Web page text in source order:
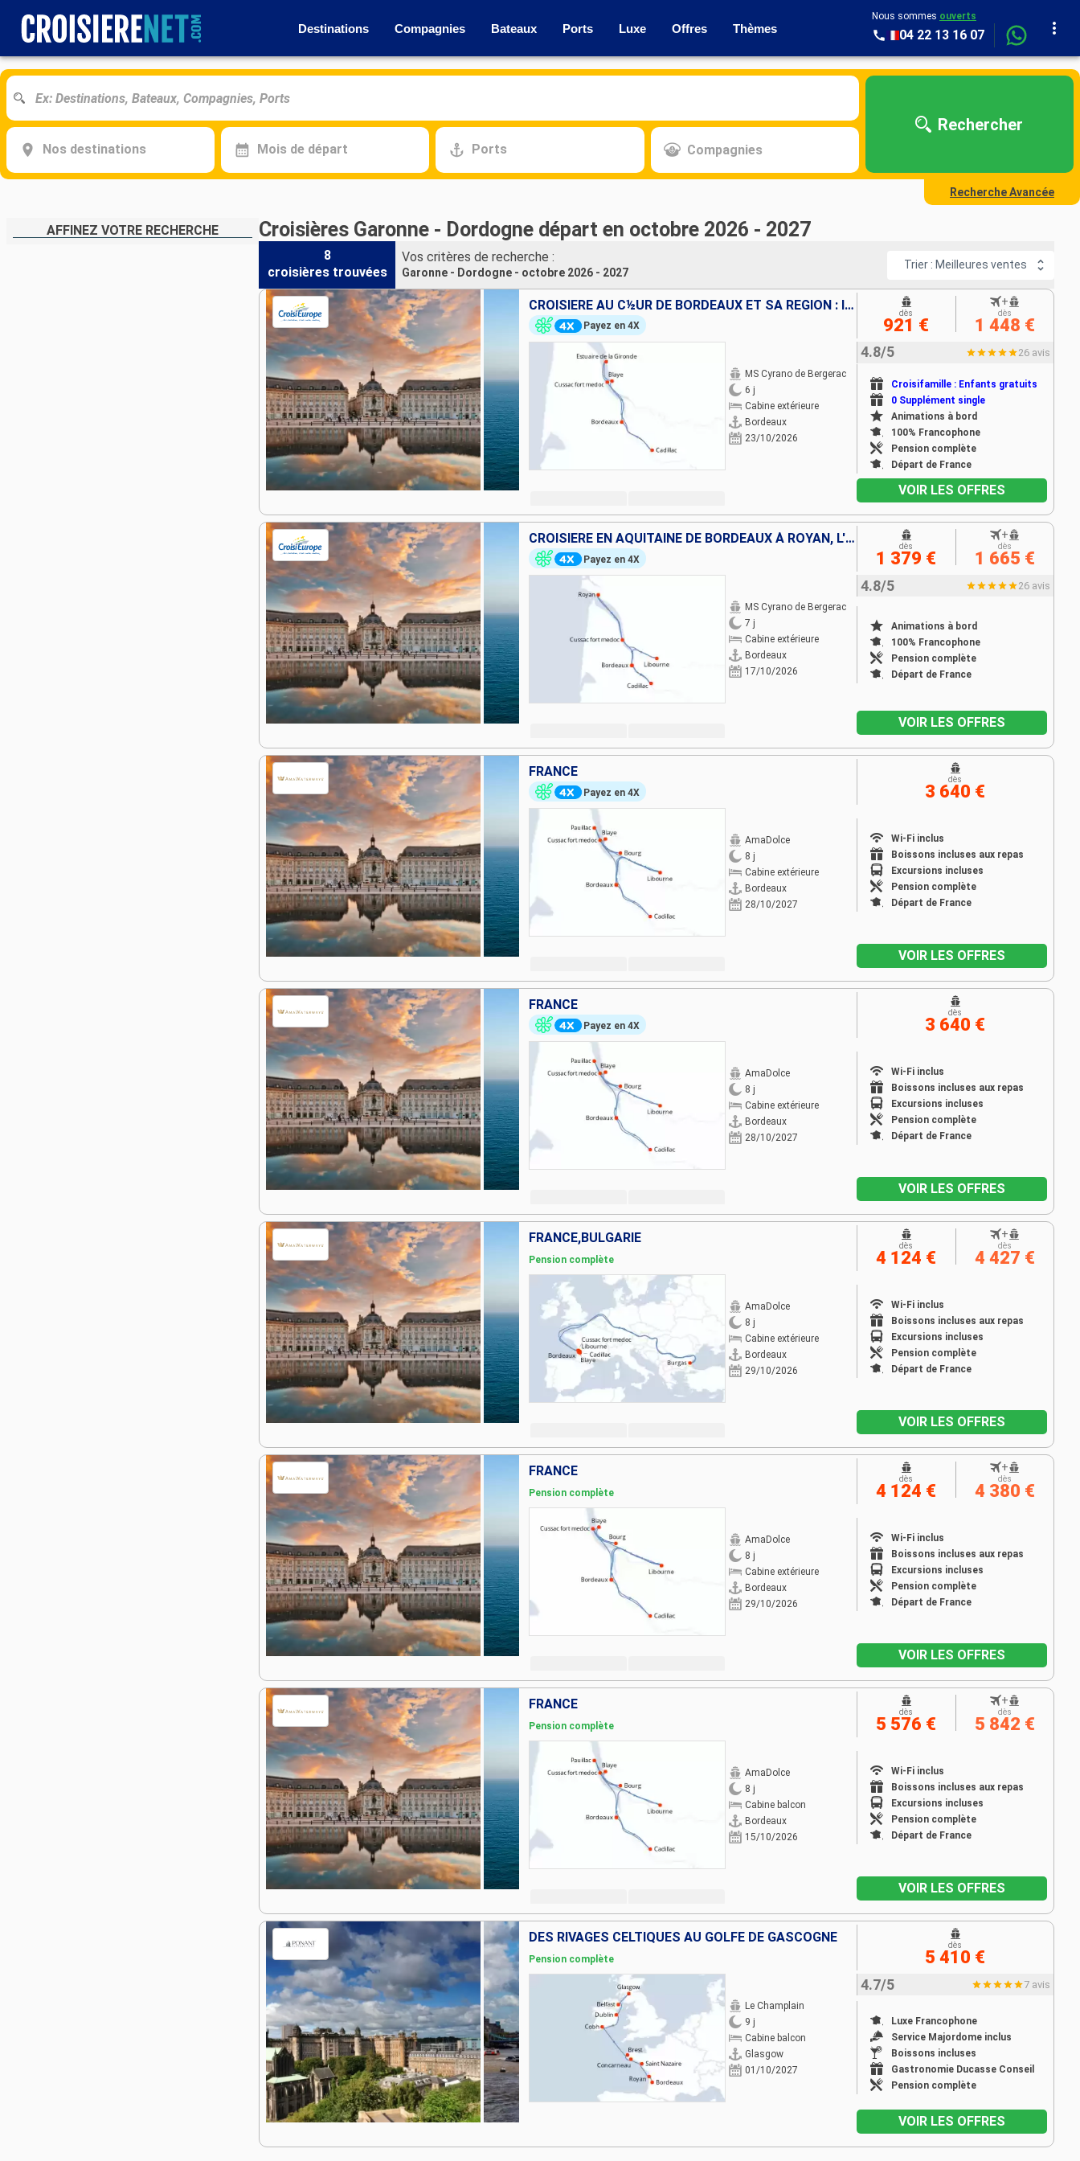
Destinations Compagnies Bateaux Ports Luxe Offres Thèmes
Nous sommes ouverts
04 22 13 16 07
Nos destinations Mois de départ Ports Compagnies
Rechercher
Recherche Avancée
AFFINEZ VOTRE RECHERCHE Croisières Garonne - Dordogne départ en octobre 2026 - 2027
8
croisières trouvées
Vos critères de recherche :
Garonne - Dordogne - octobre 2026 - 2027
Trier : Meilleures ventes
CROISIÈRE AU C½UR DE BORDEAUX ET SA RÉGION : ITINÉRAIRE DÉCOUVERTE
Payez en 4X
MS Cyrano de Bergerac
6 j
Cabine extérieure
Bordeaux
23/10/2026
4.8/5 26 avis
Croisifamille : Enfants gratuits
0 Supplément single
Animations à bord
100% Francophone
Pension complète
Départ de France
dès
921 €
+
dès
1 448 €
VOIR LES OFFRES
CROISIÈRE EN AQUITAINE DE BORDEAUX À ROYAN, L'ESTUAIRE DE LA GIRONDE, LA GARONNE ET LA DORDOGNE (FORMULE PORT-PORT)
Payez en 4X
MS Cyrano de Bergerac
7 j
Cabine extérieure
Bordeaux
17/10/2026
4.8/5 26 avis
Animations à bord
100% Francophone
Pension complète
Départ de France
dès
1 379 €
+
dès
1 665 €
VOIR LES OFFRES
FRANCE
Payez en 4X
AmaDolce
8 j
Cabine extérieure
Bordeaux
28/10/2027
Wi-Fi inclus
Boissons incluses aux repas
Excursions incluses
Pension complète
Départ de France
dès
3 640 €
VOIR LES OFFRES
FRANCE
Payez en 4X
AmaDolce
8 j
Cabine extérieure
Bordeaux
28/10/2027
Wi-Fi inclus
Boissons incluses aux repas
Excursions incluses
Pension complète
Départ de France
dès
3 640 €
VOIR LES OFFRES
FRANCE,BULGARIE
Pension complète
AmaDolce
8 j
Cabine extérieure
Bordeaux
29/10/2026
Wi-Fi inclus
Boissons incluses aux repas
Excursions incluses
Pension complète
Départ de France
dès
4 124 €
+
dès
4 427 €
VOIR LES OFFRES
FRANCE
Pension complète
AmaDolce
8 j
Cabine extérieure
Bordeaux
29/10/2026
Wi-Fi inclus
Boissons incluses aux repas
Excursions incluses
Pension complète
Départ de France
dès
4 124 €
+
dès
4 380 €
VOIR LES OFFRES
FRANCE
Pension complète
AmaDolce
8 j
Cabine balcon
Bordeaux
15/10/2026
Wi-Fi inclus
Boissons incluses aux repas
Excursions incluses
Pension complète
Départ de France
dès
5 576 €
+
dès
5 842 €
VOIR LES OFFRES
DES RIVAGES CELTIQUES AU GOLFE DE GASCOGNE
Pension complète
Le Champlain
9 j
Cabine balcon
Glasgow
01/10/2027
4.7/5 7 avis
Luxe Francophone
Service Majordome inclus
Boissons incluses
Gastronomie Ducasse Conseil
Pension complète
dès
5 410 €
VOIR LES OFFRES